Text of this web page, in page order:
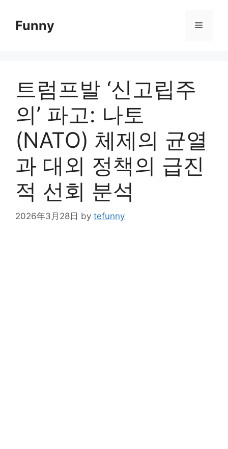
contentFunny Menu
트럼프발 ‘신고립주
의’ 파고: 나토
(NATO) 체제의 균열
과 대외 정책의 급진
적 선회 분석
2026年3月28日 by tefunny